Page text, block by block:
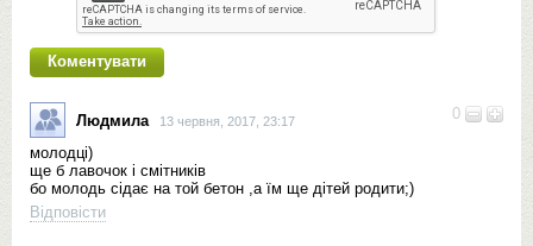
0
Людмила 13 червня, 2017, 23:17
молодці)
ще б лавочок і смітників
бо молодь сідає на той бетон ,а їм ще дітей родити;)
Відповісти